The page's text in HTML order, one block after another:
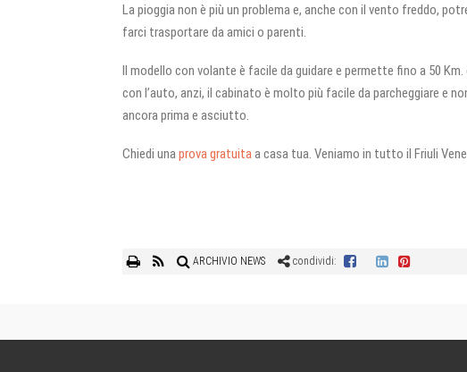
La pioggia non è più un problema e, anche con il vento freddo,
farci trasportare da amici o parenti.
Il modello con volante è facile da guidare e permette fino a 50
con l’auto, anzi, il cabinato è molto più facile da parcheggiare e
ancora prima e asciutto.
Chiedi unaprova gratuitaa casa tua. Veniamo in tutto il Friuli
ARCHIVIO NEWS condividi: